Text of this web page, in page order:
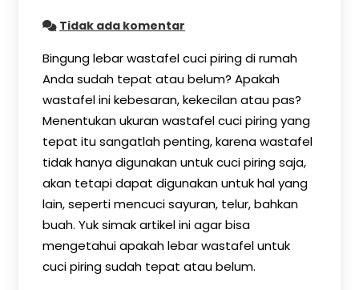
Tidak ada komentar
Bingung lebar wastafel cuci piring di rumah
Anda sudah tepat atau belum? Apakah
wastafel ini kebesaran, kekecilan atau pas?
Menentukan ukuran wastafel cuci piring yang
tepat itu sangatlah penting, karena wastafel
tidak hanya digunakan untuk cuci piring saja,
akan tetapi dapat digunakan untuk hal yang
lain, seperti mencuci sayuran, telur, bahkan
buah. Yuk simak artikel ini agar bisa
mengetahui apakah lebar wastafel untuk
cuci piring sudah tepat atau belum.